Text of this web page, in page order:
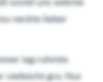
neckte lieber
lag ruhmte.
vielleicht gro. Nur